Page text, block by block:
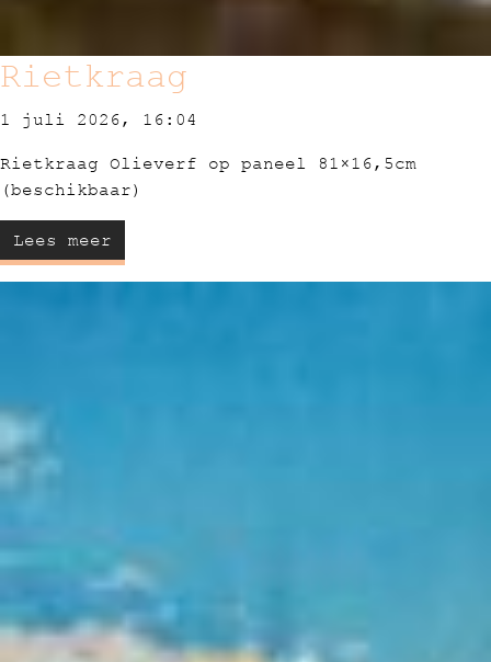
Rietkraag
1 juli 2026, 16:04
Rietkraag Olieverf op paneel 81×16,5cm
(beschikbaar)
Lees meer